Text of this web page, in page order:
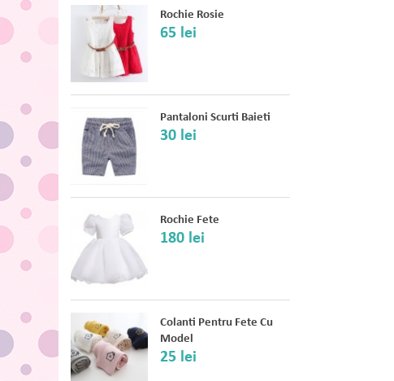
Rochie Rosie
65 lei
Pantaloni Scurti Baieti
30 lei
Rochie Fete
180 lei
Colanti Pentru Fete Cu
Model
25 lei